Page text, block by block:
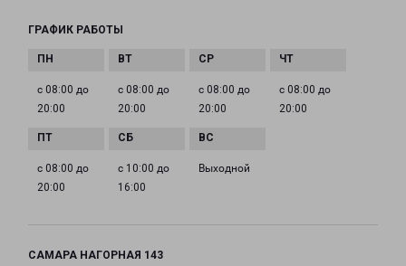
ГРАФИК РАБОТЫ
с 08:00 до
20:00
с 08:00 до
20:00
с 08:00 до
20:00
с 08:00 до
20:00
с 08:00 до
20:00
с 10:00 до
16:00
Выходной
САМАРА НАГОРНАЯ 143